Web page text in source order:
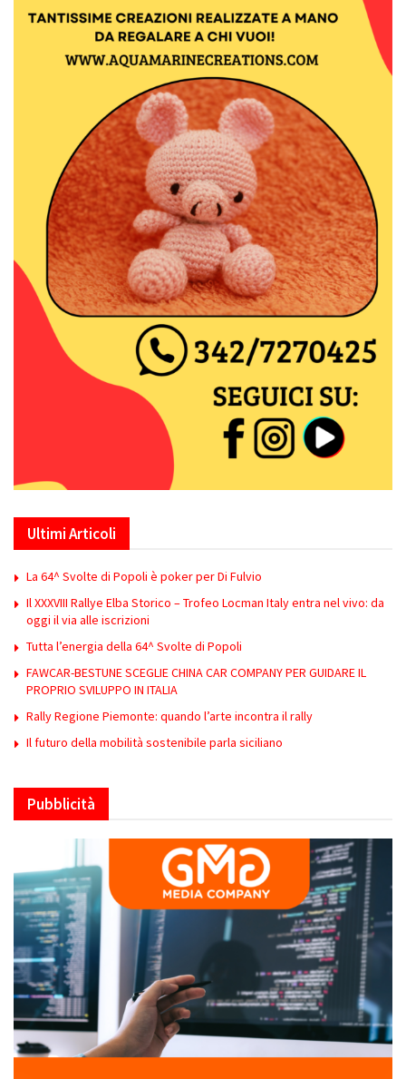
Ultimi Articoli
La 64^ Svolte di Popoli è poker per Di Fulvio
Il XXXVIII Rallye Elba Storico – Trofeo Locman Italy entra nel vivo: da
oggi il via alle iscrizioni
Tutta l’energia della 64^ Svolte di Popoli
FAWCAR-BESTUNE SCEGLIE CHINA CAR COMPANY PER GUIDARE IL
PROPRIO SVILUPPO IN ITALIA
Rally Regione Piemonte: quando l’arte incontra il rally
Il futuro della mobilità sostenibile parla siciliano
Pubblicità